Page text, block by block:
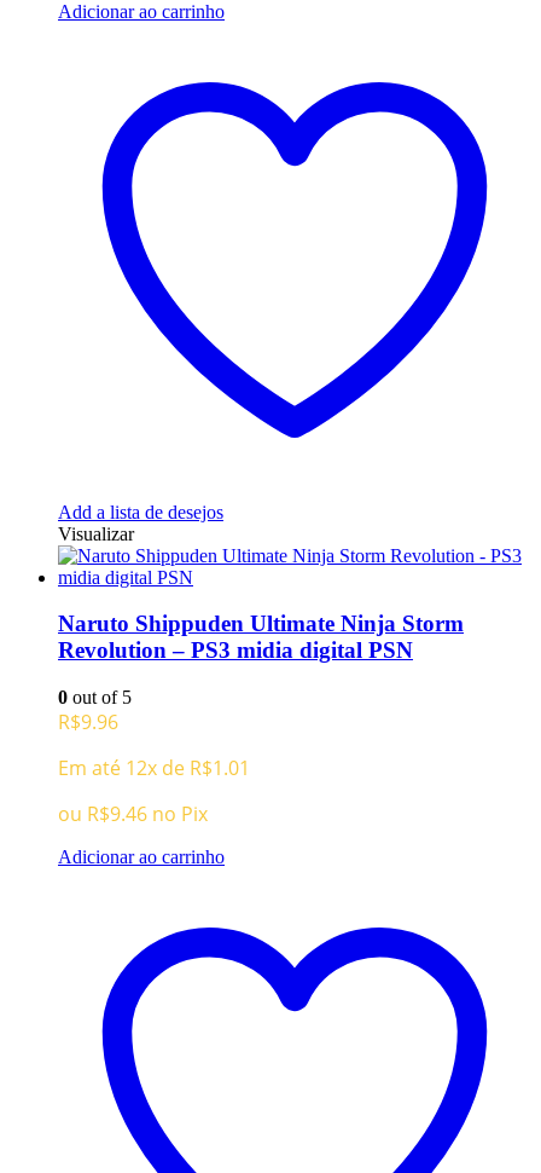
Adicionar ao carrinho
Add a lista de desejos
Visualizar
Naruto Shippuden Ultimate Ninja Storm
Revolution – PS3 midia digital PSN
0 out of 5
R$9.96
Em até 12x de R$1.01
ou R$9.46 no Pix
Adicionar ao carrinho